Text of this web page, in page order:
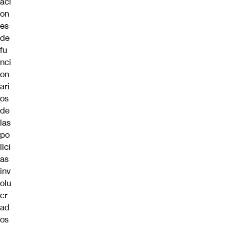
on
es
de
fu
nci
on
ari
os
de
las
po
licí
as
inv
olu
cr
ad
os